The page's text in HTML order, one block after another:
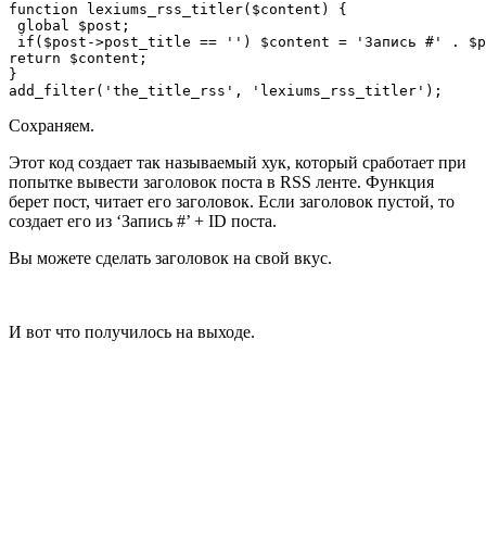
function lexiums_rss_titler($content) {
global $post;
if($post->post_title == '') $content = 'Запись #' .
return $content;
}
add_filter('the_title_rss', 'lexiums_rss_titler');
Сохраняем.
Этот код создает так называемый хук, который сработает при
попытке вывести заголовок поста в RSS ленте. Функция
берет пост, читает его заголовок. Если заголовок пустой, то
создает его из ‘Запись #’ + ID поста.
Вы можете сделать заголовок на свой вкус.
И вот что получилось на выходе.